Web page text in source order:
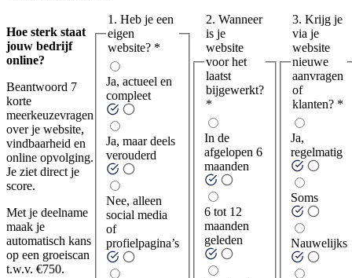
Hoe sterk staat
jouw bedrijf
online?
Beantwoord 7
korte
meerkeuzevragen
over je website,
vindbaarheid en
online opvolging.
Je ziet direct je
score.
Met je deelname
maak je
automatisch kans
op een groeiscan
t.w.v. €750.
1. Heb je een
eigen
website? *
Ja, actueel en
compleet
Ja, maar deels
verouderd
Nee, alleen
social media
of
profielpagina’s
2. Wanneer
is je
website
voor het
laatst
bijgewerkt?
*
In de
afgelopen 6
maanden
6 tot 12
maanden
geleden
3. Krijg je
via je
website
nieuwe
aanvragen
of
klanten? *
Ja,
regelmatig
Soms
Nauwelijks